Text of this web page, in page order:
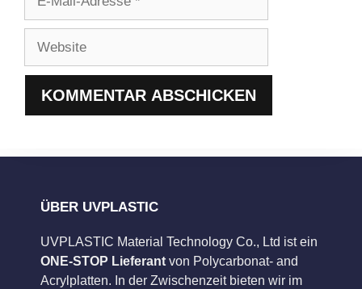
Adresse
ÜBER UVPLASTIC
UVPLASTIC Material Technology Co., Ltd ist ein
ONE-STOP Lieferant von Polycarbonat- and
Acrylplatten. In der Zwischenzeit bieten wir im